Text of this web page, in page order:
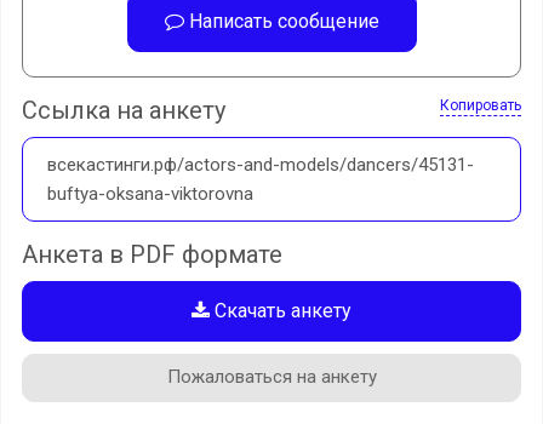
Написать сообщение
Ссылка на анкету Копировать
всекастинги.рф/actors-and-models/dancers/45131-
buftya-oksana-viktorovna
Анкета в PDF формате
Скачать анкету
Пожаловаться на анкету